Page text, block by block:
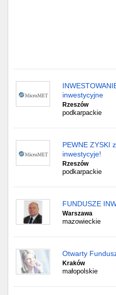
inwestycyjne
Rzeszów
podkarpackie
PEWNE ZYSKI
inwestycyje!
Rzeszów
podkarpackie
FUNDUSZE
Warszawa
mazowieckie
Otwarty
Kraków
małopolskie